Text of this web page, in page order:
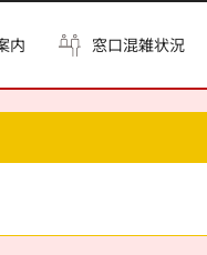
内 窓口混雑状況